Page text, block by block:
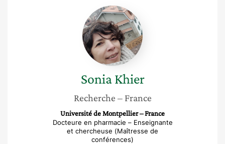
Sonia
Khier
Sonia Khier
Recherche – France
Université de Montpellier – France
Docteure en pharmacie – Enseignante
et chercheuse (Maîtresse de
conférences)